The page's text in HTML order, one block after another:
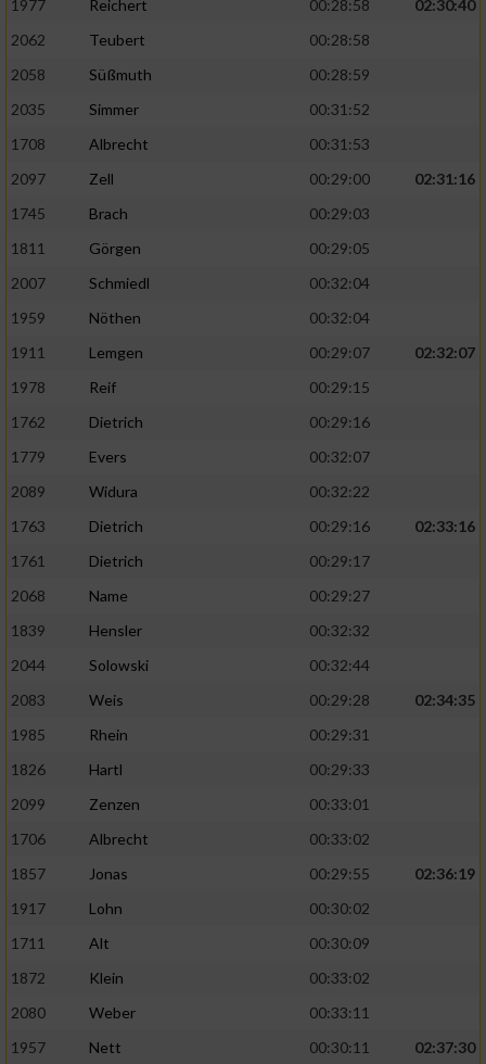
1977
Reichert 00:28:58
02:30:40
2062
Teubert
00:28:58
2058
Süßmuth
00:28:59
2035
Simmer
00:31:52
1708
Albrecht
00:31:53
2097
Zell 00:29:00
02:31:16
1745
Brach
00:29:03
1811
Görgen
00:29:05
2007
Schmiedl
00:32:04
1959
Nöthen
00:32:04
1911
Lemgen 00:29:07
02:32:07
1978
Reif
00:29:15
1762
Dietrich
00:29:16
1779
Evers
00:32:07
2089
Widura
00:32:22
1763
Dietrich 00:29:16
02:33:16
1761
Dietrich
00:29:17
2068
Name
00:29:27
1839
Hensler
00:32:32
2044
Solowski
00:32:44
2083
Weis 00:29:28
02:34:35
1985
Rhein
00:29:31
1826
Hartl
00:29:33
2099
Zenzen
00:33:01
1706
Albrecht
00:33:02
1857
Jonas 00:29:55
02:36:19
1917
Lohn
00:30:02
1711
Alt
00:30:09
1872
Klein
00:33:02
2080
Weber
00:33:11
1957
Nett 00:30:11
02:37:30
Verwendung reduzierter Daten zur Auswahl
von Werbeanzeigen
Erstellung von Profilen für personalisierte
Werbung
personalisierter Werbung
von Inhalten
personalisierter Inhalte
Messung der Werbeleistung
Analyse von Zielgruppen durch Statistiken
oder Kombinationen von Daten aus
verschiedenen Quellen
Verwendung reduzierter Daten zur Auswahl
von Inhalten
IAB-Besonderheiten:
Verwendung genauer Standortdaten
Geräte anhand von aktiv angeforderten
Notwendig